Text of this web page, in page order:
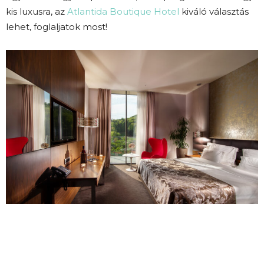
kis luxusra, az Atlantida Boutique Hotel kiváló választás
lehet, foglaljatok most!